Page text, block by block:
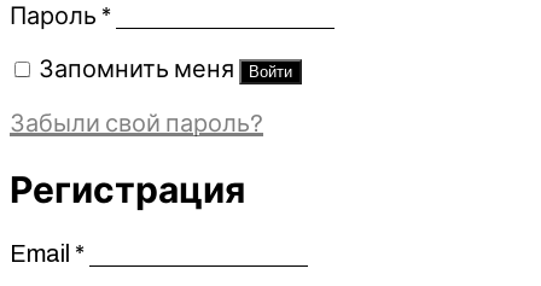
Пароль *Обязательно
Запомнить меня Войти
Забыли свой пароль?
Регистрация
Email *Обязательно